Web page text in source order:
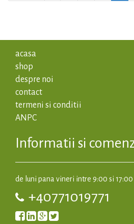
acasa
shop
despre noi
contact
termeni si conditii
ANPC
Informatii si
de luni pana vineri intre 9:00 si 17:00
+40771019771